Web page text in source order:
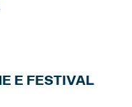
E FESTIVAL